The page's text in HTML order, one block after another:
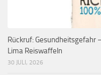
Rückruf: Gesundheitsgefahr
Lima Reiswaffeln
30 JULI, 2026